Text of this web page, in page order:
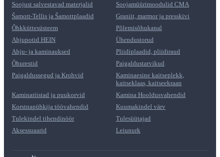
Soojust salvestavad materjalid
Soojamüürimoodulid CMA
Šamott-Tellis ja Šamottplaadid
Graniit, marmor ja presskivi
Õhkküttesüsteem
Põlemisõhukanal
Ahjupotid HEIN
Ühendustorud
Ahju- ja kaminauksed
Pliidiplaadid, pliidiraud
Õhurestid
Paigaldustarvikud
Paigaldussegud ja Krohvid
Kaminaesine kaitseplekk,
kaitseklaas, kaitseekraan
Kaminariistad ja puukorvid
Kamina Hooldusvahendid
Korstnapühkija töövahendid
Kuumakindel värv
Tulekindel tihendinöör
Tulesüütajad
Aksessuaarid
Leiunurk